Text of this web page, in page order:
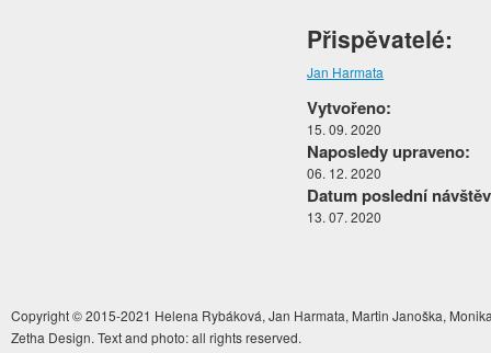
Přispěvatelé:
Jan Harmata
Vytvořeno:
15. 09. 2020
Naposledy upraveno:
06. 12. 2020
Datum poslední
13. 07. 2020
Copyright © 2015-2021 Helena Rybáková, Jan Harmata, Martin Janoška,
Zetha Design. Text and photo: all rights reserved.